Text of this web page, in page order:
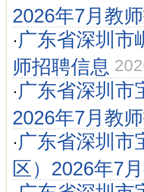
2026年7月教
· 广东省深圳市
师招聘信息
· 广东省深圳市
2026年7月教
· 广东省深圳市
区）2026年7